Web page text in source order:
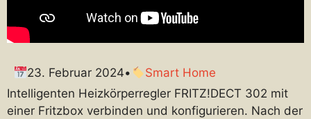
23. Februar 2024•
Smart Home
Intelligenten Heizkörperregler FRITZ!DECT 302 mit
einer Fritzbox verbinden und konfigurieren. Nach der